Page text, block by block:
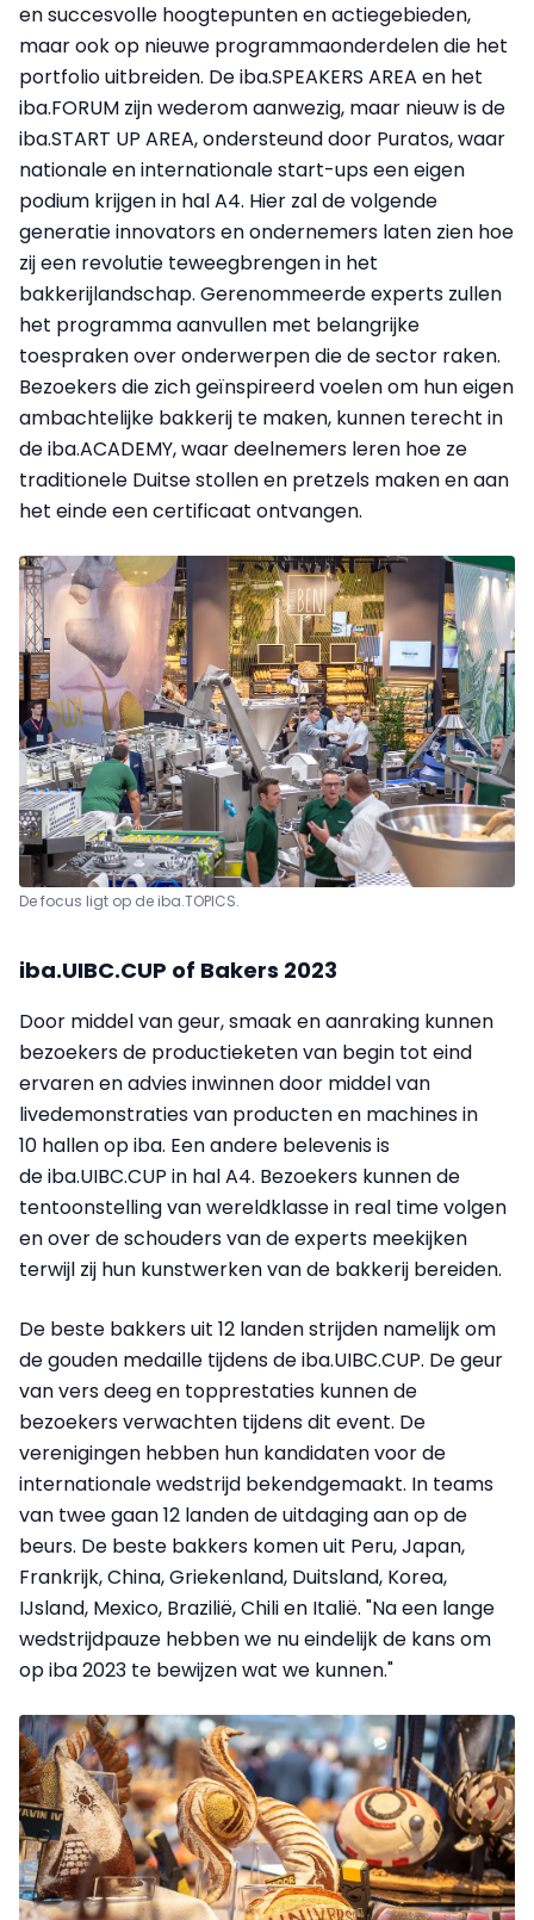
en succesvolle hoogtepunten en actiegebieden,
maar ook op nieuwe programmaonderdelen die het
portfolio uitbreiden. De iba.SPEAKERS AREA en het
iba.FORUM zijn wederom aanwezig, maar nieuw is de
iba.START UP AREA, ondersteund door Puratos, waar
nationale en internationale start-ups een eigen
podium krijgen in hal A4. Hier zal de volgende
generatie innovators en ondernemers laten zien hoe
zij een revolutie teweegbrengen in het
bakkerijlandschap. Gerenommeerde experts zullen
het programma aanvullen met belangrijke
toespraken over onderwerpen die de sector raken.
Bezoekers die zich geïnspireerd voelen om hun eigen
ambachtelijke bakkerij te maken, kunnen terecht in
de iba.ACADEMY, waar deelnemers leren hoe ze
traditionele Duitse stollen en pretzels maken en aan
het einde een certificaat ontvangen.
De focus ligt op de iba.TOPICS.
iba.UIBC.CUP of Bakers 2023
Door middel van geur, smaak en aanraking kunnen
bezoekers de productieketen van begin tot eind
ervaren en advies inwinnen door middel van
livedemonstraties van producten en machines in
10 hallen op iba. Een andere belevenis is
de iba.UIBC.CUP in hal A4. Bezoekers kunnen de
tentoonstelling van wereldklasse in real time volgen
en over de schouders van de experts meekijken
terwijl zij hun kunstwerken van de bakkerij bereiden.
De beste bakkers uit 12 landen strijden namelijk om
de gouden medaille tijdens de iba.UIBC.CUP. De geur
van vers deeg en topprestaties kunnen de
bezoekers verwachten tijdens dit event. De
verenigingen hebben hun kandidaten voor de
internationale wedstrijd bekendgemaakt. In teams
van twee gaan 12 landen de uitdaging aan op de
beurs. De beste bakkers komen uit Peru, Japan,
Frankrijk, China, Griekenland, Duitsland, Korea,
IJsland, Mexico, Brazilië, Chili en Italië. "Na een lange
wedstrijdpauze hebben we nu eindelijk de kans om
op iba 2023 te bewijzen wat we kunnen."